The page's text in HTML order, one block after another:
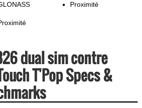
Proximité
dual sim contre
T'Pop Specs &